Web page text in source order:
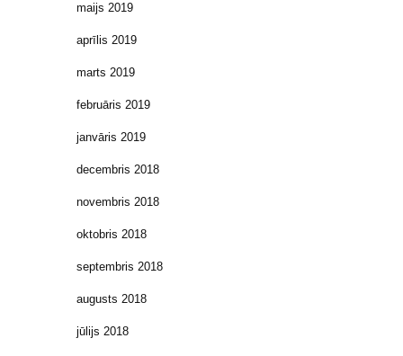
maijs 2019
aprīlis 2019
marts 2019
februāris 2019
janvāris 2019
decembris 2018
novembris 2018
oktobris 2018
septembris 2018
augusts 2018
jūlijs 2018